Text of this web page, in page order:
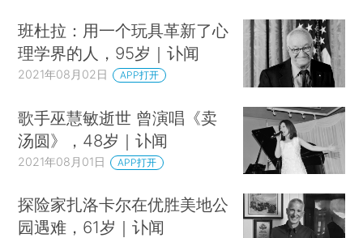
班杜拉：用一个玩具革新了心
理学界的人，95岁｜讣闻
2021年08月02日 APP打开
歌手巫慧敏逝世 曾演唱《卖
汤圆》，48岁｜讣闻
2021年08月01日 APP打开
探险家扎洛卡尔在优胜美地公
园遇难，61岁｜讣闻